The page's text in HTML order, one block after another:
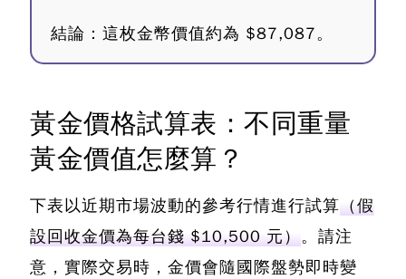
結論：這枚金幣價值約為 $87,087。
黃金價格試算表：不同重量
黃金價值怎麼算？
下表以近期市場波動的參考行情進行試算（假
設回收金價為每台錢 $10,500 元）。請注
意，實際交易時，金價會隨國際盤勢即時變